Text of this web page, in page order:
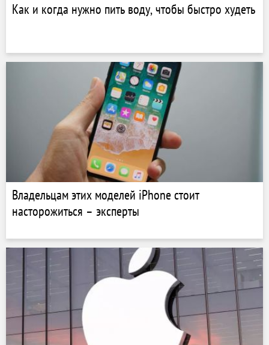
Как и когда нужно пить воду, чтобы быстро худеть
Владельцам этих моделей iPhone стоит
насторожиться – эксперты